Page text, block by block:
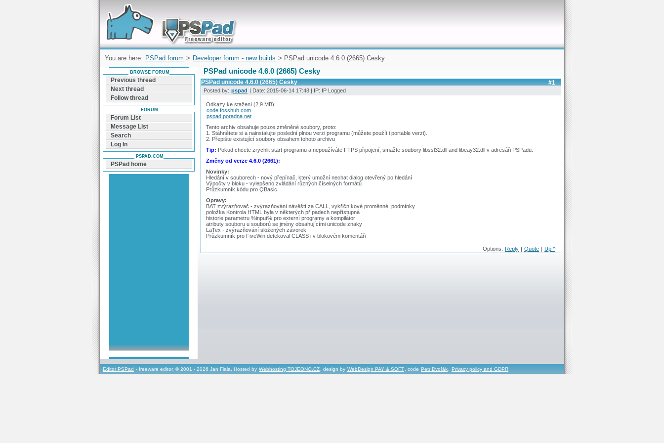
Forum can help you solve problems and quickly
find a solution with PSPad for Microsoft
Windows
You are here: PSPad forum > Developer forum - new builds > PSPad unicode 4.6.0 (2665) Cesky
PSPad unicode 4.6.0 (2665) Cesky
#1
PSPad unicode 4.6.0 (2665) Cesky
Posted by: pspad | Date: 2015-06-14 17:48 | IP: IP Logged
Odkazy ke stažení (2,9 MB):
code.fosshub.com
pspad.poradna.net
Tento archiv obsahuje pouze změněné soubory, proto:
1. Stáhnětete si a nainstalujte poslední plnou verzi programu (můžete použít i portable verzi).
2. Přepište existující soubory obsahem tohoto archivu
Tip: Pokud chcete zrychlit start programu a nepoužíváte FTPS připojení, smažte soubory libssl32.dll and libeay32.dll v adresáři PSPadu.
Změny od verze 4.6.0 (2661):
Novinky:
Hledání v souborech - nový přepínač, který umožní nechat dialog otevřený po hledání
Výpočty v bloku - vylepšeno zvládání různých číselných formátů
Průzkumník kódu pro QBasic
Opravy:
BAT zvýrazňovač - zvýrazňování návěští za CALL, vykřičníkové proměnné, podmínky
položka Kontrola HTML byla v některých případech nepřístupná
historie parametru %input% pro externí programy a kompilátor
atributy souboru u souborů se jmény obsahujícími unicode znaky
LaTex - zvýrazňování složených závorek
Průzkumník pro FiveWin detekoval CLASS i v blokovém komentáři
Options: Reply | Quote | Up ^
BROWSE FORUM
Previous thread
Next thread
Follow thread
FORUM
Forum List
Message List
Search
Log In
PSPAD.COM
PSPad home
Editor PSPad - freeware editor, © 2001 - 2026 Jan Fiala, Hosted by Webhosting TOJEONO.CZ, design by WebDesign PAY & SOFT, code Petr Dvořák, Privacy policy and GDPR